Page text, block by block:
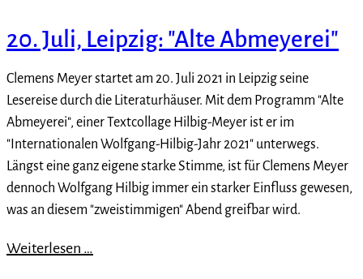
20. Juli, Leipzig: "Alte Abmeyerei"
Clemens Meyer startet am 20. Juli 2021 in Leipzig seine
Lesereise durch die Literaturhäuser. Mit dem Programm "Alte
Abmeyerei", einer Textcollage Hilbig-Meyer ist er im
"Internationalen Wolfgang-Hilbig-Jahr 2021" unterwegs.
Längst eine ganz eigene starke Stimme, ist für Clemens Meyer
dennoch Wolfgang Hilbig immer ein starker Einfluss gewesen,
was an diesem "zweistimmigen" Abend greifbar wird.
Weiterlesen …